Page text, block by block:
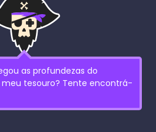
as profundezas do
meu tesouro? Tente encontrá-